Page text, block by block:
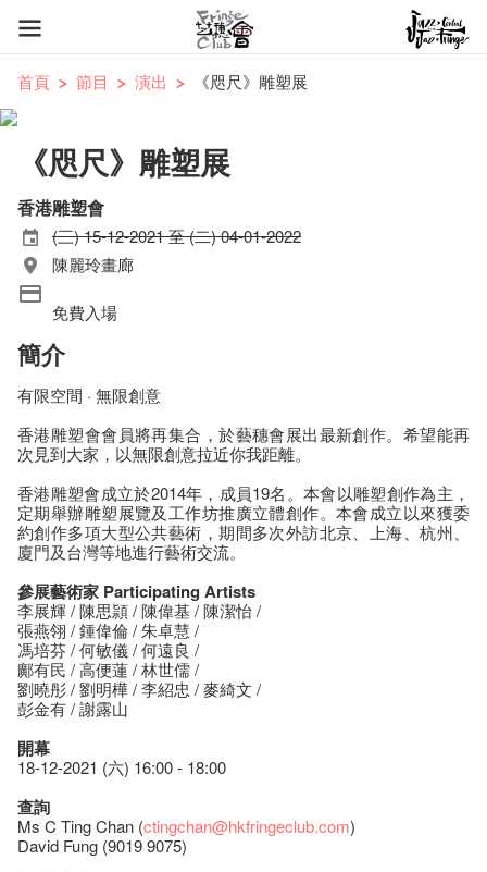
首頁 節目 演出 《咫尺》雕塑展
《咫尺》雕塑展
香港雕塑會
(三) 15-12-2021 至 (二) 04-01-2022
陳麗玲畫廊
免費入場
簡介
有限空間 · 無限創意
香港雕塑會會員將再集合，於藝穗會展出最新創作。希望能再
次見到大家，以無限創意拉近你我距離。
香港雕塑會成立於2014年，成員19名。本會以雕塑創作為主，
定期舉辦雕塑展覽及工作坊推廣立體創作。本會成立以來獲委
約創作多項大型公共藝術，期間多次外訪北京、上海、杭州、
廈門及台灣等地進行藝術交流。
參展藝術家 Participating Artists
李展輝 / 陳思頴 / 陳偉基 / 陳潔怡 /
張燕翎 / 鍾偉倫 / 朱卓慧 /
馮培芬 / 何敏儀 / 何遠良 /
鄺有民 / 高便蓮 / 林世儒 /
劉曉彤 / 劉明樺 / 李紹忠 / 麥綺文 /
彭金有 / 謝露山
開幕
18-12-2021 (六) 16:00 - 18:00
查詢
Ms C Ting Chan (ctingchan@hkfringeclub.com)
David Fung (9019 9075)